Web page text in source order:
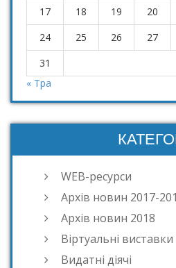
17
18 19 20
24
25 26 27
31
« Тра
WEB-ресурси
Архів новин 2017-
Архів новин 2018
Віртуальні виставки
Видатні діячі